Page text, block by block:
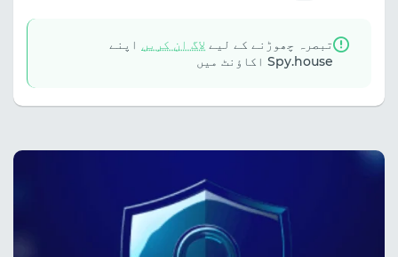
تبصرہ چھوڑنے کے لیے لاگ ان کریں اپنے
Spy.house اکاؤنٹ میں